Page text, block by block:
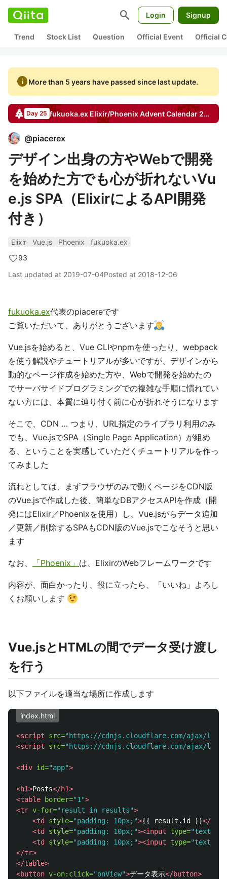
search Login Signup
Trend Stock List Question Official Event Official
infoMore than 5 years have passed since last update.
Day 25 fukuoka.ex Elixir/PhoenixAdvent Calendar2018
@piacerex
デザイン出身の方やWebで開発
を始めた方でも心が折れないVu
e.js SPA（ElixirによるAPI開発
付き）
Elixir Vue.js Phoenix
fukuoka.ex
93
Last updated at 2019-07-04Posted at 2018-12-06
fukuoka.ex代表のpiacereです
ご覧いただいて、ありがとうございます
Vue.jsを始めると、Vue CLIやnpmを使ったり、webpack
を使う解説やチュートリアルが多いですが、デザインから
動的なページ作成を始めた方や、Webで開発を始めたの
でサーバサイドプログラミングでの複雑な手順に慣れてい
ない方には、本質に辿り付く前に心が折れそうになります
そこで、CDN … つまり、URL指定のライブラリ利用のみ
でも、Vue.jsでSPA（Single Page Application）が組め
る、ということを実感していただくチュートリアルを作っ
てみました
流れとしては、まずブラウザのみで動くページをCDN版
のVue.jsで作成した後、簡単なDBアクセスAPIを作成（開
発にはElixir／Phoenixを使用）し、Vue.jsからデータ追加
／更新／削除するSPAもCDN版のVue.jsでこなそうと思い
ます
なお、 「Phoenix」 は、ElixirのWebフレームワークです
内容が、面白かったり、役に立ったら、「いいね」よろし
くお願いします
Vue.jsとHTMLの間でデータ受け渡し
を行う
以下ファイルを適当な場所に作成します
index.html
<script src="https://cdnjs.cloudflare.com/ajax/libs/
<script src="https://cdnjs.cloudflare.com/ajax/
<div id="app">
<h1>Posts</h1>
<table
border="1">
<tr v-for="result in results">
<td
style="padding: 10px;">{{ result.id }}</td>
<td
style="padding: 10px;"><input type="text"
<td
style="padding: 10px;"><input type="text"
</tr>
</table>
<button v-on:click="onView">データ表示</button>